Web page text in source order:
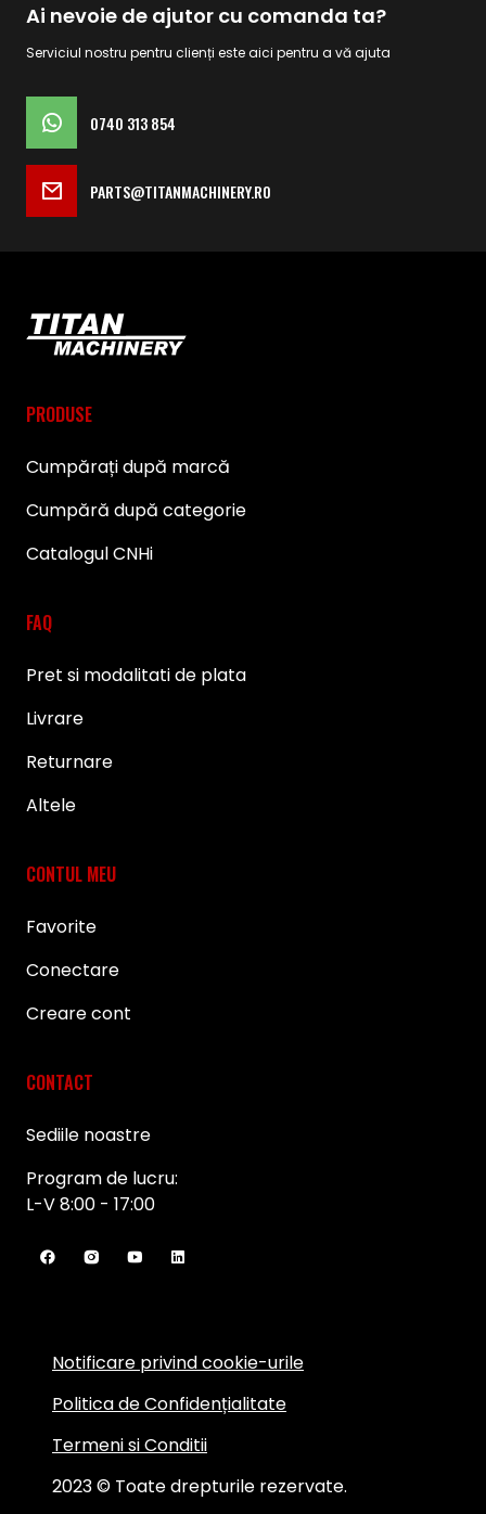
Ai nevoie de ajutor cu comanda ta?
Serviciul nostru pentru clienți este aici pentru a vă ajuta
0740 313 854
PARTS@TITANMACHINERY.RO
PRODUSE
Cumpărați după marcă
Cumpără după categorie
Catalogul CNHi
FAQ
Pret si modalitati de plata
Livrare
Returnare
Altele
CONTUL MEU
Favorite
Conectare
Creare cont
CONTACT
Sediile noastre
Program de lucru:
L-V 8:00 - 17:00
2023 © Toate drepturile rezervate.
Notificare privind cookie-urile
Politica de Confidențialitate
Termeni si Conditii